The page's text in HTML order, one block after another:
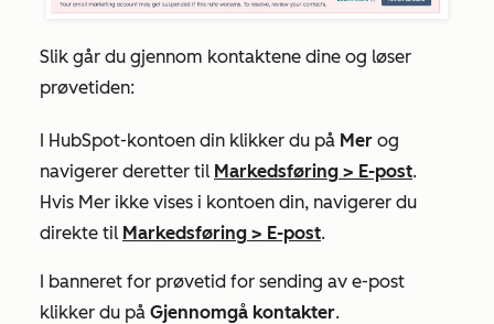
Slik går du gjennom kontaktene dine og løser
prøvetiden:
I HubSpot-kontoen din klikker du på Mer og
navigerer deretter til Markedsføring > E-post.
Hvis Mer ikke vises i kontoen din, navigerer du
direkte til Markedsføring > E-post.
I banneret for prøvetid for sending av e-post
klikker du på Gjennomgå kontakter.